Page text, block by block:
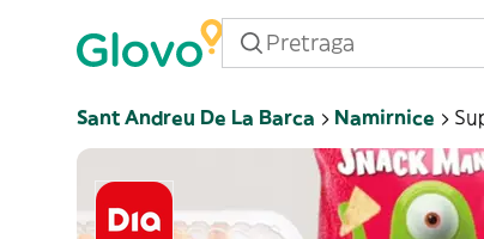
Sant Andreu De La Barca Namirnice